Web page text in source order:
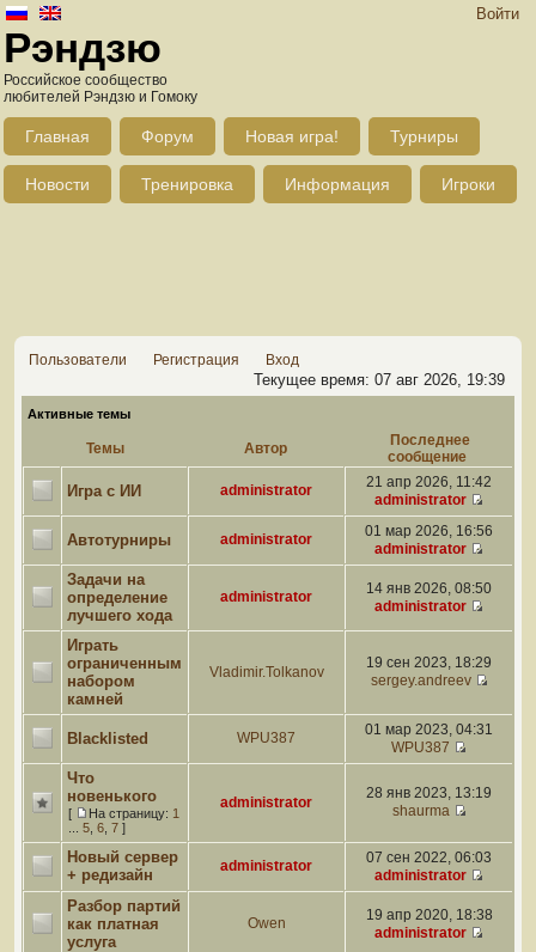
Войти
Рэндзю
Российское сообщество
любителей Рэндзю и Гомоку
Главная Форум Новая игра! Турниры
Новости Тренировка Информация Игроки
Пользователи Регистрация Вход
Текущее время: 07 авг 2026, 19:39
Активные темы
Темы Автор
Последнее
сообщение
Игра с ИИ administrator
21 апр 2026, 11:42
administrator
Автотурниры administrator
01 мар 2026, 16:56
administrator
Задачи на
определение
лучшего хода
administrator
14 янв 2026, 08:50
administrator
Играть
ограниченным
набором
камней
Vladimir.Tolkanov
19 сен 2023, 18:29
sergey.andreev
Blacklisted WPU387
01 мар 2023, 04:31
WPU387
Что
новенького
[ На страницу: 1
5 6 7 ]
administrator
28 янв 2023, 13:19
shaurma
Новый сервер
+ редизайн
administrator
07 сен 2022, 06:03
administrator
Разбор партий
как платная
услуга
Owen
19 апр 2020, 18:38
administrator